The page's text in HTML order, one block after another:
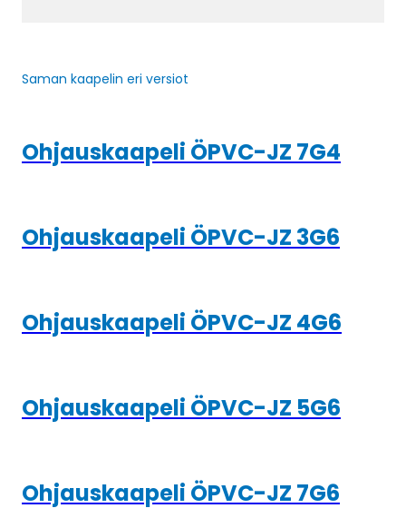
Saman kaapelin eri versiot
Ohjauskaapeli ÖPVC-JZ 7G4
Ohjauskaapeli ÖPVC-JZ 3G6
Ohjauskaapeli ÖPVC-JZ 4G6
Ohjauskaapeli ÖPVC-JZ 5G6
Ohjauskaapeli ÖPVC-JZ 7G6